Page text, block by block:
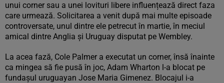
unui corner sau a unei lovituri libere influențează direct faza
care urmează. Solicitarea a venit după mai multe episoade
controversate, unul dintre ele petrecut în martie, în meciul
amical dintre Anglia și Uruguay disputat pe Wembley.
La acea fază, Cole Palmer a executat un corner, însă înainte
ca mingea să fie pusă în joc, Adam Wharton l-a blocat pe
fundașul uruguayan Jose Maria Gimenez. Blocajul i-a